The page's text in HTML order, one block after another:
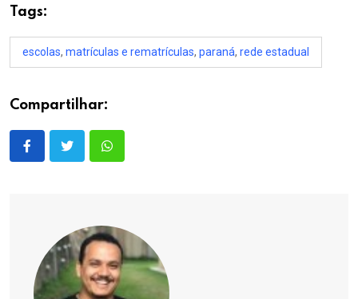
Tags:
escolas, matrículas e rematrículas, paraná, rede estadual
Compartilhar: